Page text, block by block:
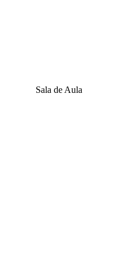
Sala de Aula